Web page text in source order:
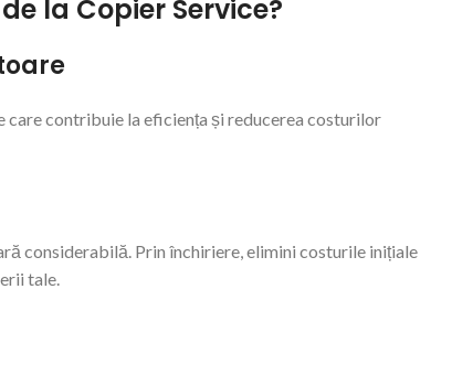
la Copier Service?
care contribuie la eficiența și reducerea costurilor
considerabilă. Prin închiriere, elimini costurile inițiale
tale.